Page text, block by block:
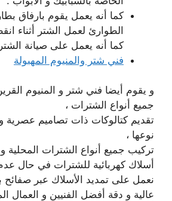
كما أنه يعمل يقوم بارفاق
الطوارئ لعمل الشتر أثناء
كما أنه يعمل على صيانة
فني شتر والمنيوم المهبولة
و يقوم أيضا فني شتر و المنيوم
جميع أنواع الشترات ،
تقديم كتالوكات ذات تصاميم
نوعها ،
تركيب جميع أنواع الشترات المحلية و
أسلاك كهربائية للشترات في حال عدم
نعمل على تمديد الأسلاك عبر صفائح
عالية و دقة أفضل الفنيين و العمال